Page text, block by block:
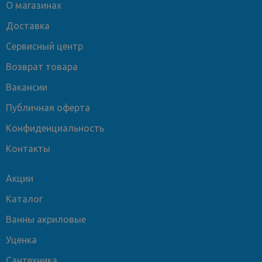
О магазинах
Доставка
Сервисный центр
Возврат товара
Вакансии
Публичная оферта
Конфиденциальность
Контакты
Акции
Каталог
Ванны акриловые
Уценка